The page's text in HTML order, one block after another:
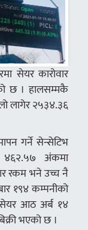
सेयर कारोवार
छ । हालसम्मकै
लागेर २५३४.३६
गर्ने सेन्सेटिभ
अंकमा
रकम भने उच्च नै
१९४ कम्पनीको
आठ अर्ब १४
भएको छ ।